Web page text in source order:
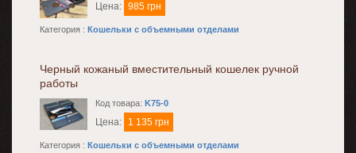
Цена: 985 грн
Категория : Кошельки с объемными отделами
Черный кожаный вместительный кошелек ручной
работы
Код товара: K75-0
Цена: 1 135 грн
Категория : Кошельки с объемными отделами